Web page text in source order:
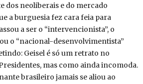
dos neoliberais e do mercado
a burguesia fez cara feia para
a ser o “intervencionista”, o
ou o “nacional-desenvolvimentista”
Geisel é só um retrato no
mas como ainda incomoda.
brasileiro jamais se aliou ao